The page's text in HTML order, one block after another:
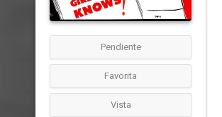
Pendiente
Favorita
Vista